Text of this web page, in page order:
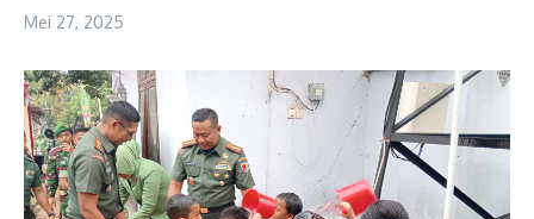
Mei 27, 2025